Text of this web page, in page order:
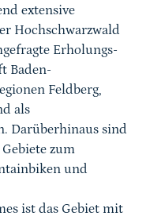
extensive
Hochschwarzwald
Erholungs-
Baden-
Feldberg,
als
Darüberhinaus sind
zum
und
ist das Gebiet mit